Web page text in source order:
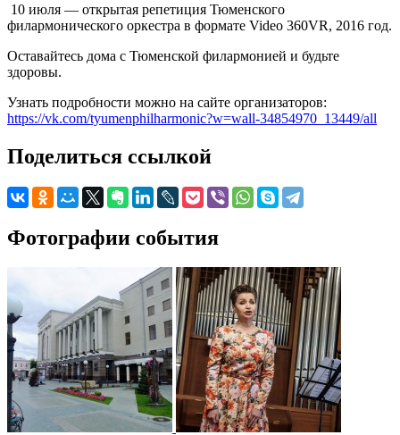
10 июля — открытая репетиция Тюменского
филармонического оркестра в формате Video 360VR, 2016 год.
Оставайтесь дома с Тюменской филармонией и будьте
здоровы.
Узнать подробности можно на сайте организаторов:
https://vk.com/tyumenphilharmonic?w=wall-34854970_13449/all
Поделиться ссылкой
Фотографии события